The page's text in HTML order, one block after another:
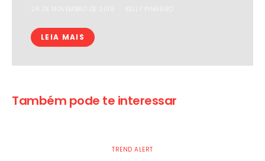
LEIA MAIS
Também pode te interessar
TREND ALERT